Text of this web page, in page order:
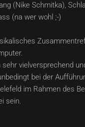
(Nike Schmitka),
(na wer wohl ;-)
sehr vielversprechend
bei der
im Rahmen des
sein.